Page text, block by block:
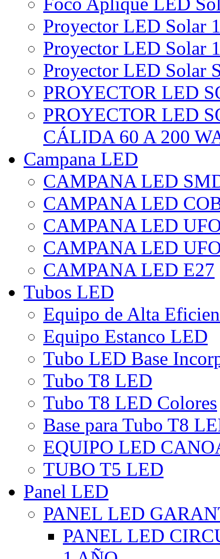
Proyector LED Solar
Proyector LED Solar
Proyector LED Solar
PROYECTOR LED
PROYECTOR LED
CÁLIDA 60 A 200
Campana LED
CAMPANA LED
CAMPANA LED
CAMPANA LED
CAMPANA LED
CAMPANA LED E27
Tubos LED
Equipo de Alta
Equipo Estanco LED
Tubo LED Base
Tubo T8 LED
Tubo T8 LED Colores
Base para Tubo T8
EQUIPO LED
TUBO T5 LED
Panel LED
PANEL LED
PANEL LED